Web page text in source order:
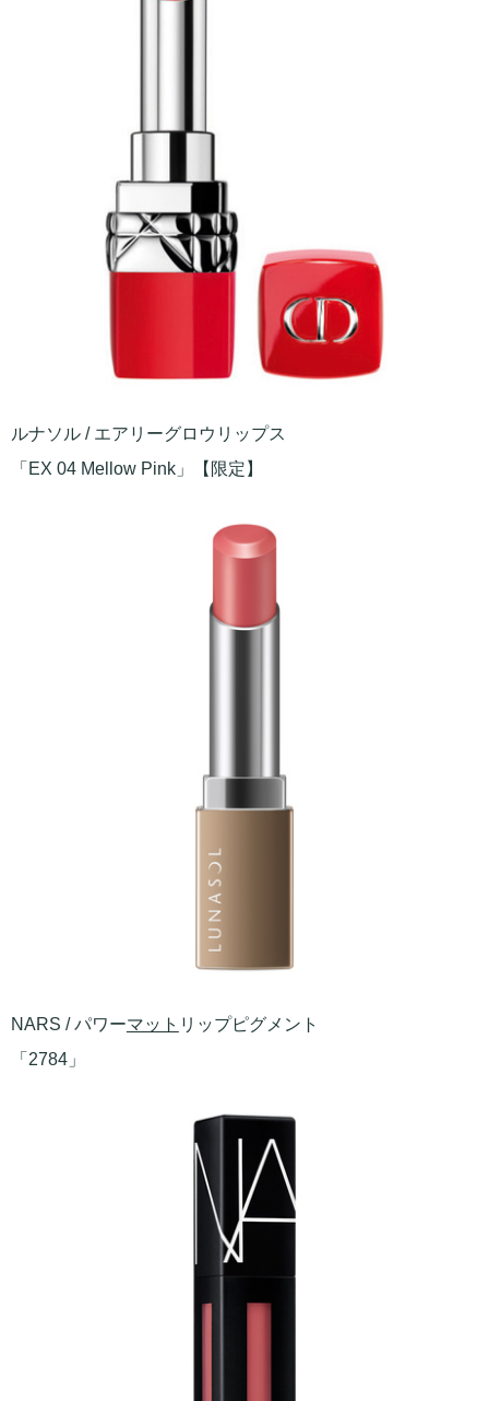
ルナソル / エアリーグロウリップス
「EX 04 Mellow Pink」【限定】
NARS / パワーマット リップピグメント
「2784」